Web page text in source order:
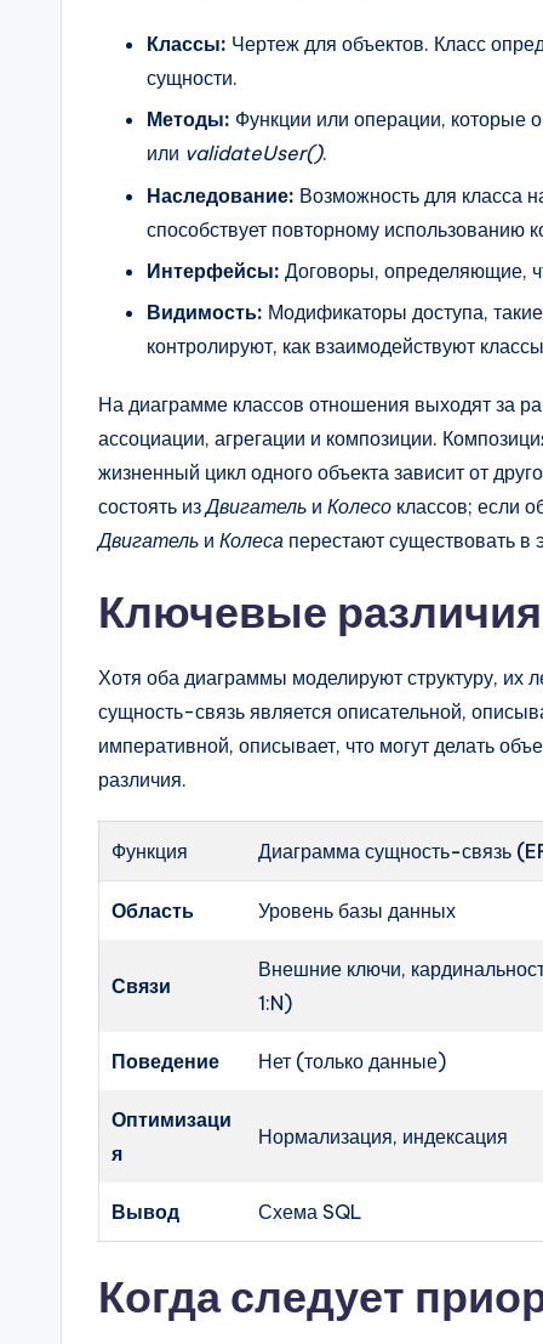
Классы: Чертеж для объектов. Класс
сущности.
Методы: Функции или операции, которые
или validateUser().
Наследование: Возможность для класса
способствует повторному использованию
Интерфейсы: Договоры, определяющие,
Видимость: Модификаторы доступа,
контролируют, как взаимодействуют
На диаграмме классов отношения выходят за
ассоциации, агрегации и композиции.
жизненный цикл одного объекта зависит от
состоять изДвигатель и Колесо классов; если
Двигатель и Колеса перестают существовать в
Ключевые
Хотя оба диаграммы моделируют структуру,
сущность-связь является описательной,
императивной, описывает, что могут делать
различия.
Функция Диаграмма сущность-связь
Область Уровень базы данных
Связи
Внешние ключи,
1:N)
Поведение Нет (только данные)
Оптимизаци
я
Нормализация, индексация
Вывод Схема SQL
Когда следует